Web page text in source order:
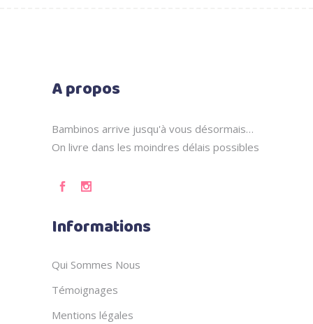
A propos
Bambinos arrive jusqu'à vous désormais…
On livre dans les moindres délais possibles
Informations
Qui Sommes Nous
Témoignages
Mentions légales